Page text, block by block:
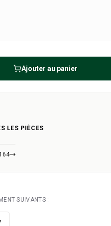
Ajouter au panier
LES PIÈCES
SUIVANTS :